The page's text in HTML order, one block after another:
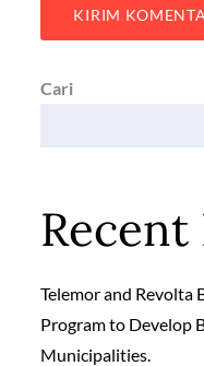
Cari
Recent
Telemor and Revolta
Program to Develop
Municipalities.